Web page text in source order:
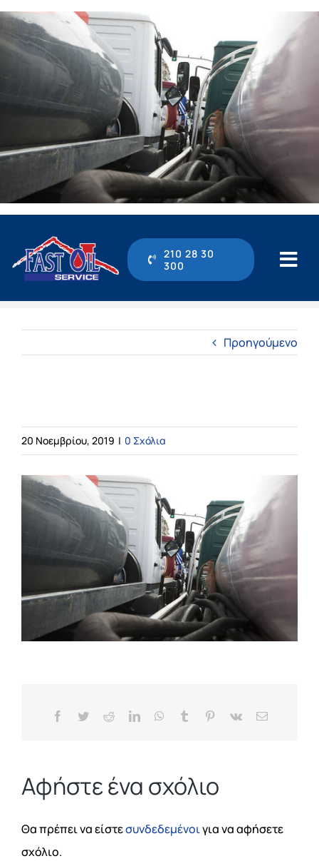
Μετάβαση
περιεχόμενο
210 28 30
300
Αρχική
Υπηρεσίες
Online Υπηρεσίες
ΕΠΙΚΟΙΝΩΝΙΑ
Προηγούμενο
20 Νοεμβρίου, 2019 | 0 Σχόλια
Facebook
TwitterRedditLinkedInWhatsApp
Tumblr Pinterest
Vk Email
Αφήστε ένα σχόλιο
Θα πρέπει να είστεσυνδεδεμένοιγια να αφήσετε
σχόλιο.